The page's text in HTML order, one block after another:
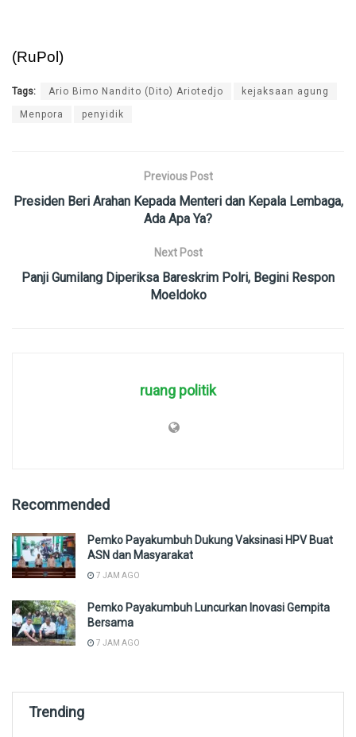
(RuPol)
Tags: Ario Bimo Nandito (Dito) Ariotedjo kejaksaan agung
Menpora penyidik
Previous Post
Presiden Beri Arahan Kepada Menteri dan Kepala Lembaga,
Ada Apa Ya?
Next Post
Panji Gumilang Diperiksa Bareskrim Polri, Begini Respon
Moeldoko
ruang politik
Recommended
Pemko Payakumbuh Dukung Vaksinasi HPV Buat
ASN dan Masyarakat
7 JAM AGO
Pemko Payakumbuh Luncurkan Inovasi Gempita
Bersama
7 JAM AGO
Trending